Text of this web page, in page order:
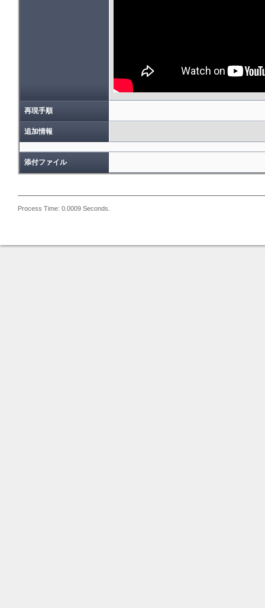
再現手順
追加情報
添付ファイル
Process Time: 0.0009 Seconds.